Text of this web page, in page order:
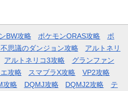
BW攻略 ポケモンORAS攻略
ポ
思議のダンジョン攻略
アルトネリ
アルトネリコ3攻略
グランファン
攻略 スマブラX攻略
VP2攻略
攻略
DQMJ攻略 DQMJ2攻略 テ